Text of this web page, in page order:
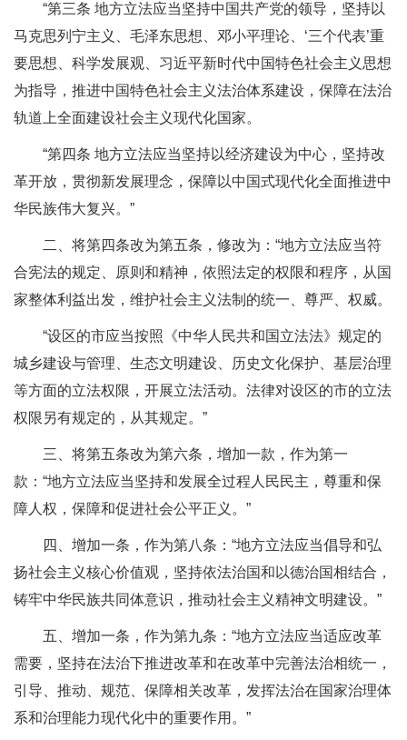
“第三条 地方立法应当坚持中国共产党的领导，坚持以
马克思列宁主义、毛泽东思想、邓小平理论、‘三个代表’重
要思想、科学发展观、习近平新时代中国特色社会主义思想
为指导，推进中国特色社会主义法治体系建设，保障在法治
轨道上全面建设社会主义现代化国家。
“第四条 地方立法应当坚持以经济建设为中心，坚持改
革开放，贯彻新发展理念，保障以中国式现代化全面推进中
华民族伟大复兴。”
二、将第四条改为第五条，修改为：“地方立法应当符
合宪法的规定、原则和精神，依照法定的权限和程序，从国
家整体利益出发，维护社会主义法制的统一、尊严、权威。
“设区的市应当按照《中华人民共和国立法法》规定的
城乡建设与管理、生态文明建设、历史文化保护、基层治理
等方面的立法权限，开展立法活动。法律对设区的市的立法
权限另有规定的，从其规定。”
三、将第五条改为第六条，增加一款，作为第一
款：“地方立法应当坚持和发展全过程人民民主，尊重和保
障人权，保障和促进社会公平正义。”
四、增加一条，作为第八条：“地方立法应当倡导和弘
扬社会主义核心价值观，坚持依法治国和以德治国相结合，
铸牢中华民族共同体意识，推动社会主义精神文明建设。”
五、增加一条，作为第九条：“地方立法应当适应改革
需要，坚持在法治下推进改革和在改革中完善法治相统一，
引导、推动、规范、保障相关改革，发挥法治在国家治理体
系和治理能力现代化中的重要作用。”